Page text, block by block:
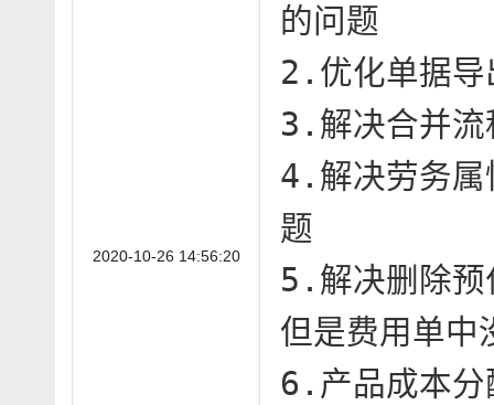
2020-10-26 14:56:20
的问题
2.优化单据导
3.解决合并流
4.解决劳务属
题
5.解决删除预
但是费用单中
6.产品成本分